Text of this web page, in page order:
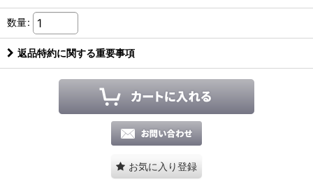
数量:
返品特約に関する重要事項
お気に入り登録